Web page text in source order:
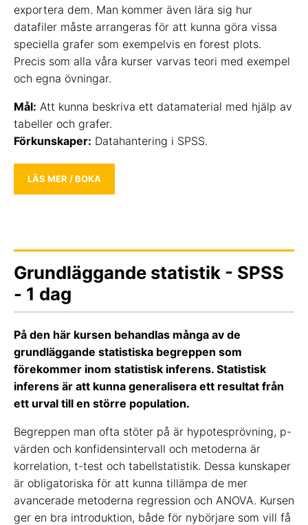
exportera dem. Man kommer även lära sig hur
datafiler måste arrangeras för att kunna göra vissa
speciella grafer som exempelvis en forest plots.
Precis som alla våra kurser varvas teori med exempel
och egna övningar.
Mål: Att kunna beskriva ett datamaterial med hjälp av
tabeller och grafer.
Förkunskaper: Datahantering i SPSS.
LÄS MER / BOKA
Grundläggande statistik - SPSS
- 1 dag
På den här kursen behandlas många av de
grundläggande statistiska begreppen som
förekommer inom statistisk inferens. Statistisk
inferens är att kunna generalisera ett resultat från
ett urval till en större population.
Begreppen man ofta stöter på är hypotesprövning, p-
värden och konfidensintervall och metoderna är
korrelation, t-test och tabellstatistik. Dessa kunskaper
är obligatoriska för att kunna tillämpa de mer
avancerade metoderna regression och ANOVA. Kursen
ger en bra introduktion, både för nybörjare som vill få